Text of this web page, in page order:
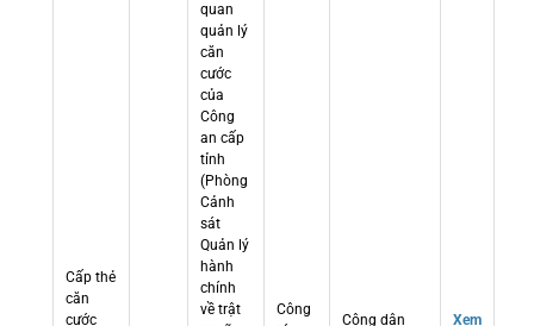
Cấp thẻ
căn
cước
quan
quản lý
căn
cước
của
Công
an cấp
tỉnh
(Phòng
Cảnh
sát
Quản lý
hành
chính
về trật
Công
Công dân
Xem